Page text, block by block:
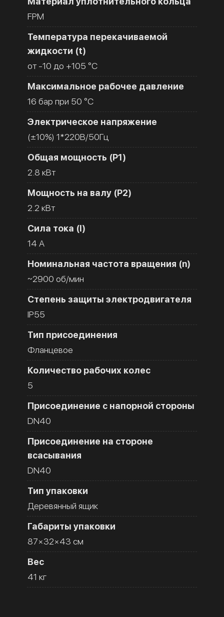
FPM
Температура перекачиваемой
жидкости (t)
от -10 до +105 °C
Максимальное рабочее давление
16 бар при 50 °C
Электрическое напряжение
(±10%) 1*220В/50Гц
Общая мощность (Р1)
2.8 кВт
Мощность на валу (Р2)
2.2 кВт
Сила тока (I)
14 A
Номинальная частота вращения (n)
~2900 об/мин
Степень защиты электродвигателя
IP55
Тип присоединения
Фланцевое
Количество рабочих колес
5
Присоединение с напорной стороны
DN40
Присоединение на стороне
всасывания
DN40
Тип упаковки
Деревянный ящик
Габариты упаковки
87×32×43 см
Вес
41 кг